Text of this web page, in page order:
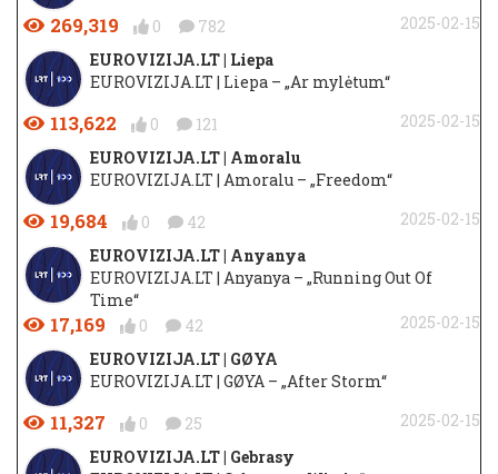
269,319 0 782
2025-02-15
EUROVIZIJA.LT | Liepa
EUROVIZIJA.LT | Liepa – „Ar mylėtum“
113,622 0 121
2025-02-15
EUROVIZIJA.LT | Amoralu
EUROVIZIJA.LT | Amoralu – „Freedom“
19,684 0 42
2025-02-15
EUROVIZIJA.LT | Anyanya
EUROVIZIJA.LT | Anyanya – „Running Out Of
Time“
17,169 0 42
2025-02-15
EUROVIZIJA.LT | GØYA
EUROVIZIJA.LT | GØYA – „After Storm“
11,327 0 25
2025-02-15
EUROVIZIJA.LT | Gebrasy